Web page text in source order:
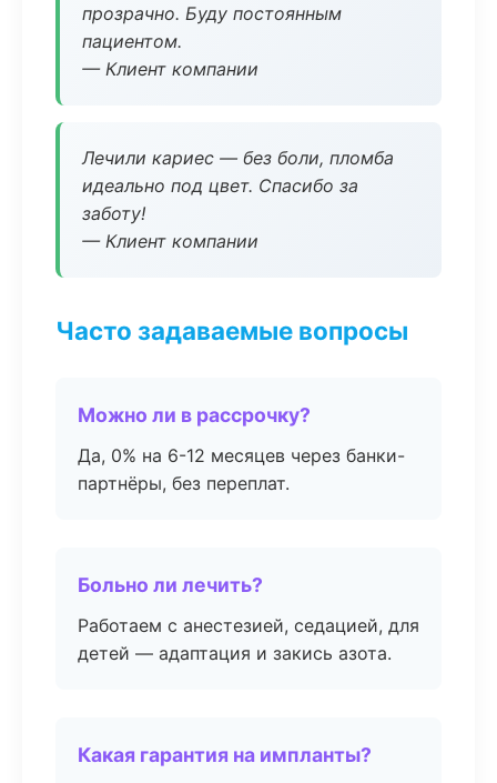
прозрачно. Буду постоянным
пациентом.
— Клиент компании
Лечили кариес — без боли, пломба
идеально под цвет. Спасибо за
заботу!
— Клиент компании
Часто задаваемые вопросы
Можно ли в рассрочку?
Да, 0% на 6-12 месяцев через банки-
партнёры, без переплат.
Больно ли лечить?
Работаем с анестезией, седацией, для
детей — адаптация и закись азота.
Какая гарантия на импланты?